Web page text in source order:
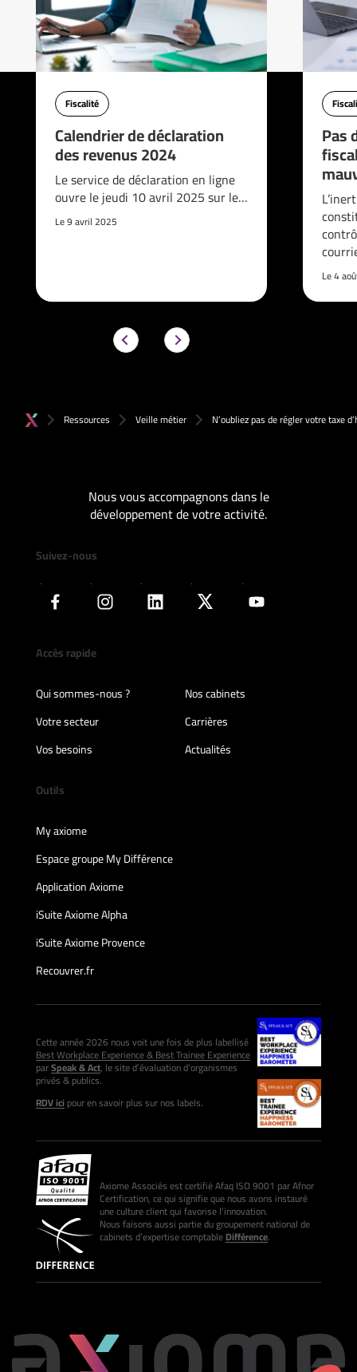
Fiscalité
Calendrier de déclaration
des revenus 2024
Le service de déclaration en ligne
ouvre le jeudi 10 avril 2025 sur le…
Le 9 avril 2025
Pas
Le 4
Ressources Veille métier N’oubliez pas de régler votre taxe
Nous vous accompagnons dans le
développement de votre activité.
Suivez-nous
Accès rapide
Qui sommes-nous ?
Nos cabinets
Votre secteur
Carrières
Vos besoins
Actualités
Outils
My axiome
Espace groupe My Différence
Application Axiome
iSuite Axiome Alpha
iSuite Axiome Provence
Recouvrer.fr
Cette année 2026 nous voit une fois de plus labellisé
Best Workplace Experience & Best Trainee Experience
parSpeak & Act, le site d’évaluation d’organismes
privés & publics.
RDV icipour en savoir plus sur nos labels.
Axiome Associés est certifié Afaq ISO 9001 par Afnor
Certification, ce qui signifie que nous avons instauré
une culture client qui favorise l’innovation.
Nous faisons aussi partie du groupement national de
cabinets d’expertise comptableDifférence.